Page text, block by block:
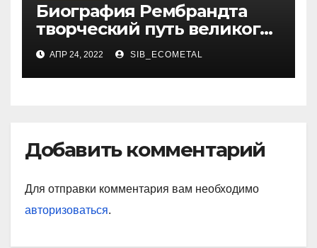
Биография Рембрандта
творческий путь великого
художника
АПР 24, 2022 SIB_ECOMETAL
Добавить комментарий
Для отправки комментария вам необходимо
авторизоваться.